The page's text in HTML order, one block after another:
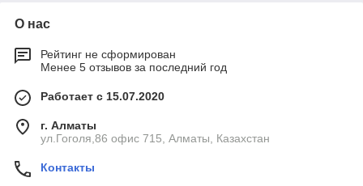
О нас
Рейтинг не сформирован
Менее 5 отзывов за последний год
Работает с 15.07.2020
г. Алматы
ул.Гоголя,86 офис 715, Алматы, Казахстан
Контакты